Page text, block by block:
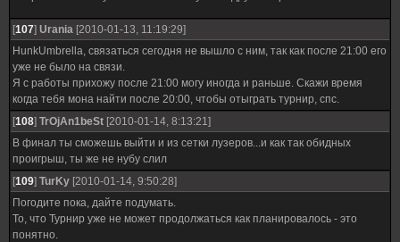
[107] Urania [2010-01-13, 11:19:29]
HunkUmbrella, связаться сегодня не вышло с ним, так как после 21:00 его
уже не было на связи.
Я с работы прихожу после 21:00 могу иногда и раньше. Скажи время
когда тебя мона найти после 20:00, чтобы отыграть турнир, спс.
[108] TrOjAn1beSt [2010-01-14, 8:13:21]
В финал ты сможешь выйти и из сетки лузеров...и как так обидных
проигрыш, ты же не нубу слил
[109] TurKy [2010-01-14, 9:50:28]
Погодите пока, дайте подумать.
То, что Турнир уже не может продолжаться как планировалось - это
понятно.